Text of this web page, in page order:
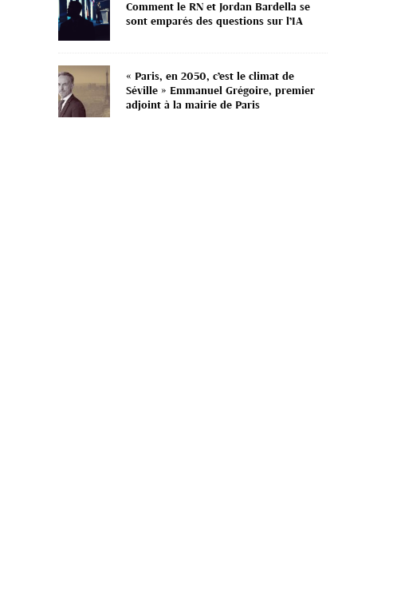
Comment le RN et Jordan Bardella se
sont emparés des questions sur l’IA
« Paris, en 2050, c’est le climat de
Séville » Emmanuel Grégoire, premier
adjoint à la mairie de Paris